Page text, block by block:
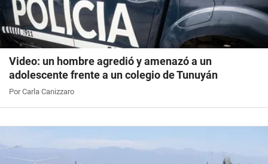
Video: un hombre agredió y amenazó a un
adolescente frente a un colegio de Tunuyán
Por Carla Canizzaro